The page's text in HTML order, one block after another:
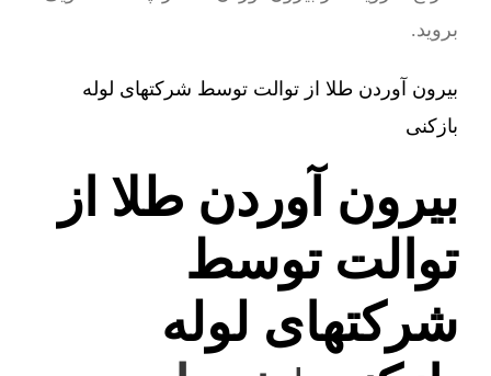
بروید.
بیرون آوردن طلا از توالت توسط شرکتهای لوله
بازکنی
بیرون آوردن طلا از
توالت توسط
شرکتهای لوله